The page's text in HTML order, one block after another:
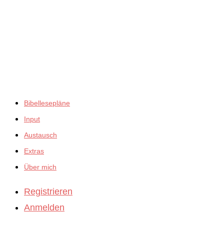
Bibellesepläne
Input
Austausch
Extras
Über mich
Registrieren
Anmelden